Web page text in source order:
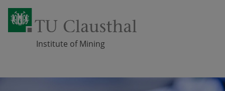
Institute of Mining